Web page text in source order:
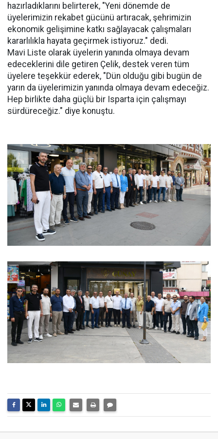
hazırladıklarını belirterek, "Yeni dönemde de
üyelerimizin rekabet gücünü artıracak, şehrimizin
ekonomik gelişimine katkı sağlayacak çalışmaları
kararlılıkla hayata geçirmek istiyoruz." dedi.
Mavi Liste olarak üyelerin yanında olmaya devam
edeceklerini dile getiren Çelik, destek veren tüm
üyelere teşekkür ederek, "Dün olduğu gibi bugün de
yarın da üyelerimizin yanında olmaya devam edeceğiz.
Hep birlikte daha güçlü bir Isparta için çalışmayı
sürdüreceğiz." diye konuştu.